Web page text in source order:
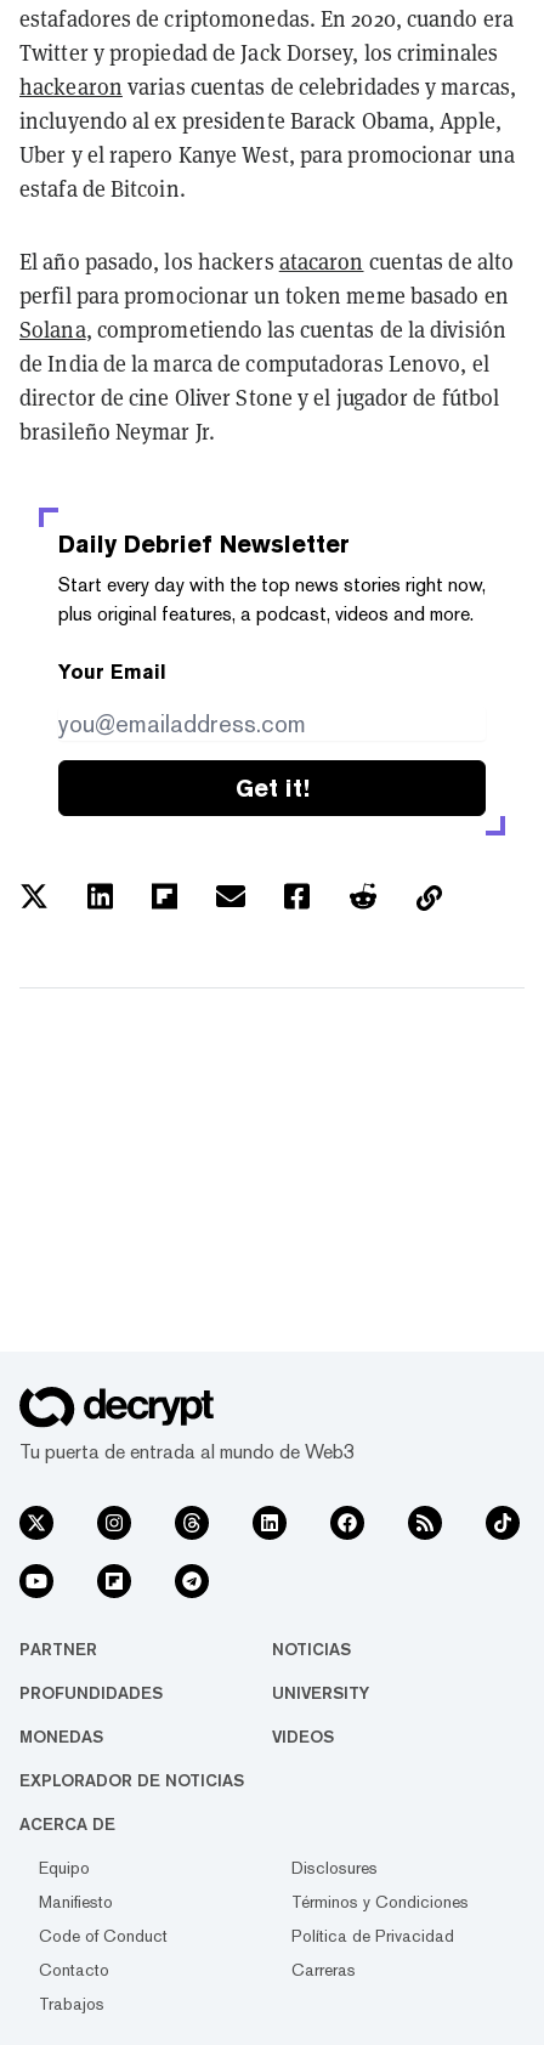
estafadores de criptomonedas. En 2020, cuando era
Twitter y propiedad de Jack Dorsey, los criminales
hackearon varias cuentas de celebridades y marcas,
incluyendo al ex presidente Barack Obama, Apple,
Uber y el rapero Kanye West, para promocionar una
estafa de Bitcoin.
El año pasado, los hackers atacaron cuentas de alto
perfil para promocionar un token meme basado en
Solana, comprometiendo las cuentas de la división
de India de la marca de computadoras Lenovo, el
director de cine Oliver Stone y el jugador de fútbol
brasileño Neymar Jr.
Daily Debrief Newsletter
Start every day with the top news stories right now,
plus original features, a podcast, videos and more.
Your Email
Get it!
Tu puerta de entrada al mundo de Web3
PARTNER NOTICIAS
PROFUNDIDADES UNIVERSITY
MONEDAS VIDEOS
EXPLORADOR DE NOTICIAS
ACERCA DE
Equipo
Disclosures
Manifiesto
Términos y Condiciones
Code of Conduct
Política de Privacidad
Contacto
Carreras
Trabajos